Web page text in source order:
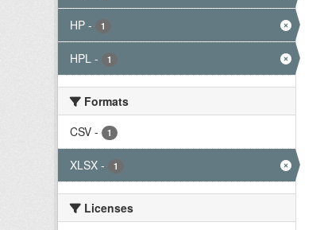
HP - 1
HPL - 1
Formats
CSV - 1
XLSX - 1
Licenses